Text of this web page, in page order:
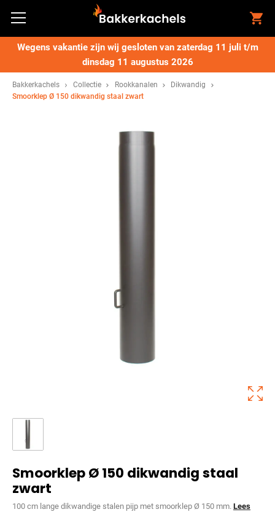
Wegens vakantie zijn wij gesloten van zaterdag 11 juli t/m
dinsdag 11 augustus 2026
Bakkerkachels Collectie Rookkanalen
Dikwandig
Smoorklep Ø 150 dikwandig staal zwart
Smoorklep Ø 150 dikwandig staal
zwart
100 cm lange dikwandige stalen pijp met smoorklep Ø 150 mm. Lees